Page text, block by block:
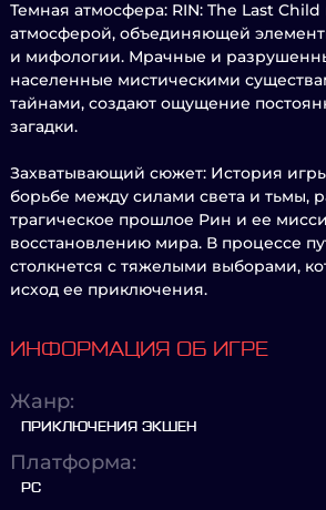
Темная атмосфера: RIN: The Last Child
атмосферой, объединяющей
и мифологии. Мрачные и
населенные мистическими
тайнами, создают ощущение
загадки.
Захватывающий сюжет: История
борьбе между силами света и тьмы,
трагическое прошлое Рин и ее
восстановлению мира. В процессе
столкнется с тяжелыми выборами,
исход ее приключения.
ИНФОРМАЦИЯ ОБ ИГРЕ
Жанр:
ПРИКЛЮЧЕНИЯ ЭКШЕН
Платформа:
PC